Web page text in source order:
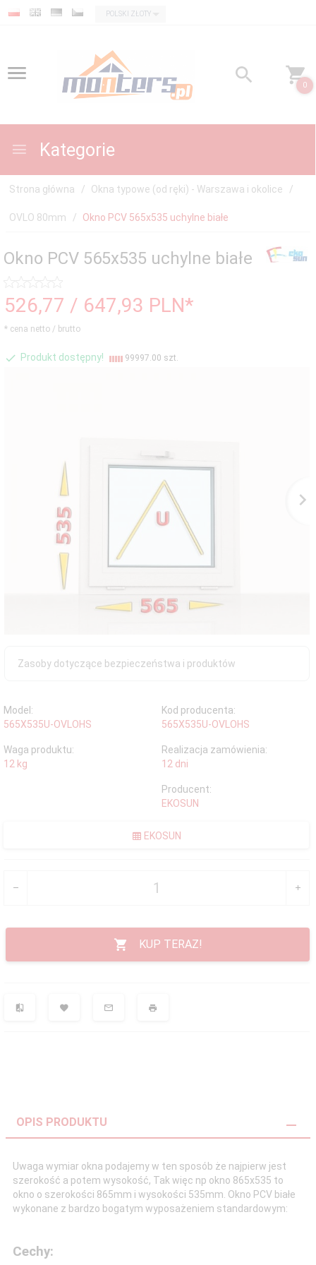
currency_h
POLSKI ZŁOTY
0
Kategorie
Strona główna Okna typowe (od ręki) - Warszawa i okolice
OVLO 80mm Okno PCV 565x535 uchylne białe
Okno PCV 565x535 uchylne białe
526,77 / 647,93 PLN*
* cena netto / brutto
Produkt dostępny! 99997.00 szt.
Zasoby dotyczące bezpieczeństwa i produktów
Model:
565X535U-OVLOHS
Kod producenta:
565X535U-OVLOHS
Waga produktu:
12 kg
Realizacja zamówienia:
12 dni
Producent:
EKOSUN
EKOSUN
KUP TERAZ!
OPIS PRODUKTU
Uwaga wymiar okna podajemy w ten sposób że najpierw jest
szerokość a potem wysokość, Tak więc np okno 865x535 to
okno o szerokości 865mm i wysokości 535mm. Okno PCV białe
wykonane z bardzo bogatym wyposażeniem standardowym:
Cechy: